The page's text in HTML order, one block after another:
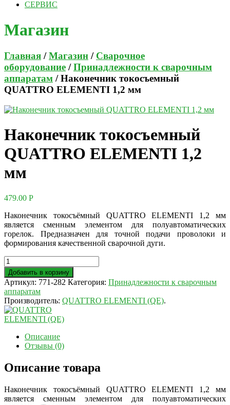
СЕРВИС
Магазин
Главная /Магазин / Сварочное
оборудование /Принадлежности к сварочным
аппаратам / Наконечник токосъемный
QUATTRO ELEMENTI 1,2 мм
Наконечник токосъемный
QUATTRO ELEMENTI 1,2
мм
479.00 Р
Наконечник токосъёмный QUATTRO ELEMENTI 1,2 мм
является сменным элементом для полуавтоматических
горелок. Предназначен для точной подачи проволоки и
формирования качественной сварочной дуги.
Добавить в корзину
Артикул: 771-282 Категория: Принадлежности к сварочным
аппаратам
Производитель: QUATTRO ELEMENTI (QE).
Описание
Отзывы (0)
Описание товара
Наконечник токосъёмный QUATTRO ELEMENTI 1,2 мм
является сменным элементом для полуавтоматических